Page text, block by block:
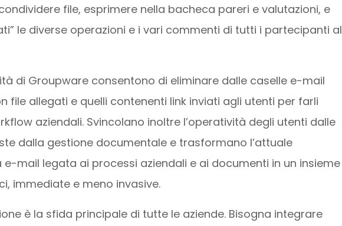
file, esprimere nella bacheca pareri e valutazioni, e
le diverse operazioni e i vari commenti di tutti i partecipanti al
di Groupware consentono di eliminare dalle caselle e-mail
file allegati e quelli contenenti link inviati agli utenti per farli
aziendali. Svincolano inoltre l’operatività degli utenti dalle
dalla gestione documentale e trasformano l’attuale
e-mail legata ai processi aziendali e ai documenti in un insieme
immediate e meno invasive.
è la sfida principale di tutte le aziende. Bisogna integrare